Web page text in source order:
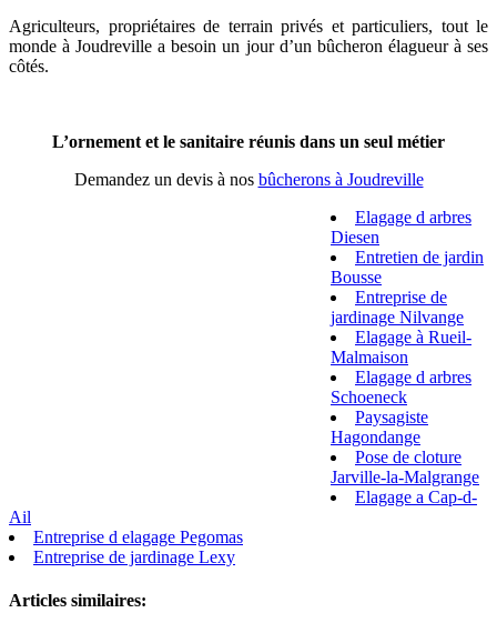
Agriculteurs, propriétaires de terrain privés et particuliers, tout le
monde à Joudreville a besoin un jour d’un bûcheron élagueur à ses
côtés.
L’ornement et le sanitaire réunis dans un seul métier
Demandez un devis à nos bûcherons à Joudreville
Elagage d arbres
Diesen
Entretien de jardin
Bousse
Entreprise de
jardinage Nilvange
Elagage à Rueil-
Malmaison
Elagage d arbres
Schoeneck
Paysagiste
Hagondange
Pose de cloture
Jarville-la-Malgrange
Elagage a Cap-d-
Ail
Entreprise d elagage Pegomas
Entreprise de jardinage Lexy
Articles similaires: